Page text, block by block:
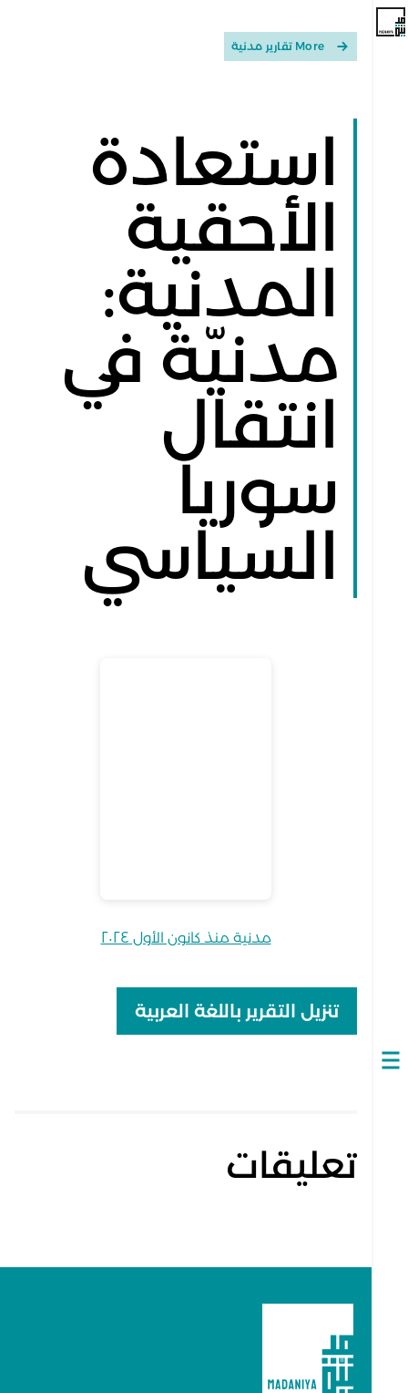
Open
More تقارير مدنية
استعادة
الأحقية
المدنية:
مدنيّة في
انتقال
سوريا
السياسي
مدنية منذ كانون الأول ٢٠٢٤
تنزيل التقرير باللغة العربية
تعليقات